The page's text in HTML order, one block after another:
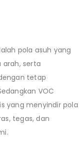
pola asuh yang
arah, serta
tetap
VOC
yang menyindir pola
tegas, dan